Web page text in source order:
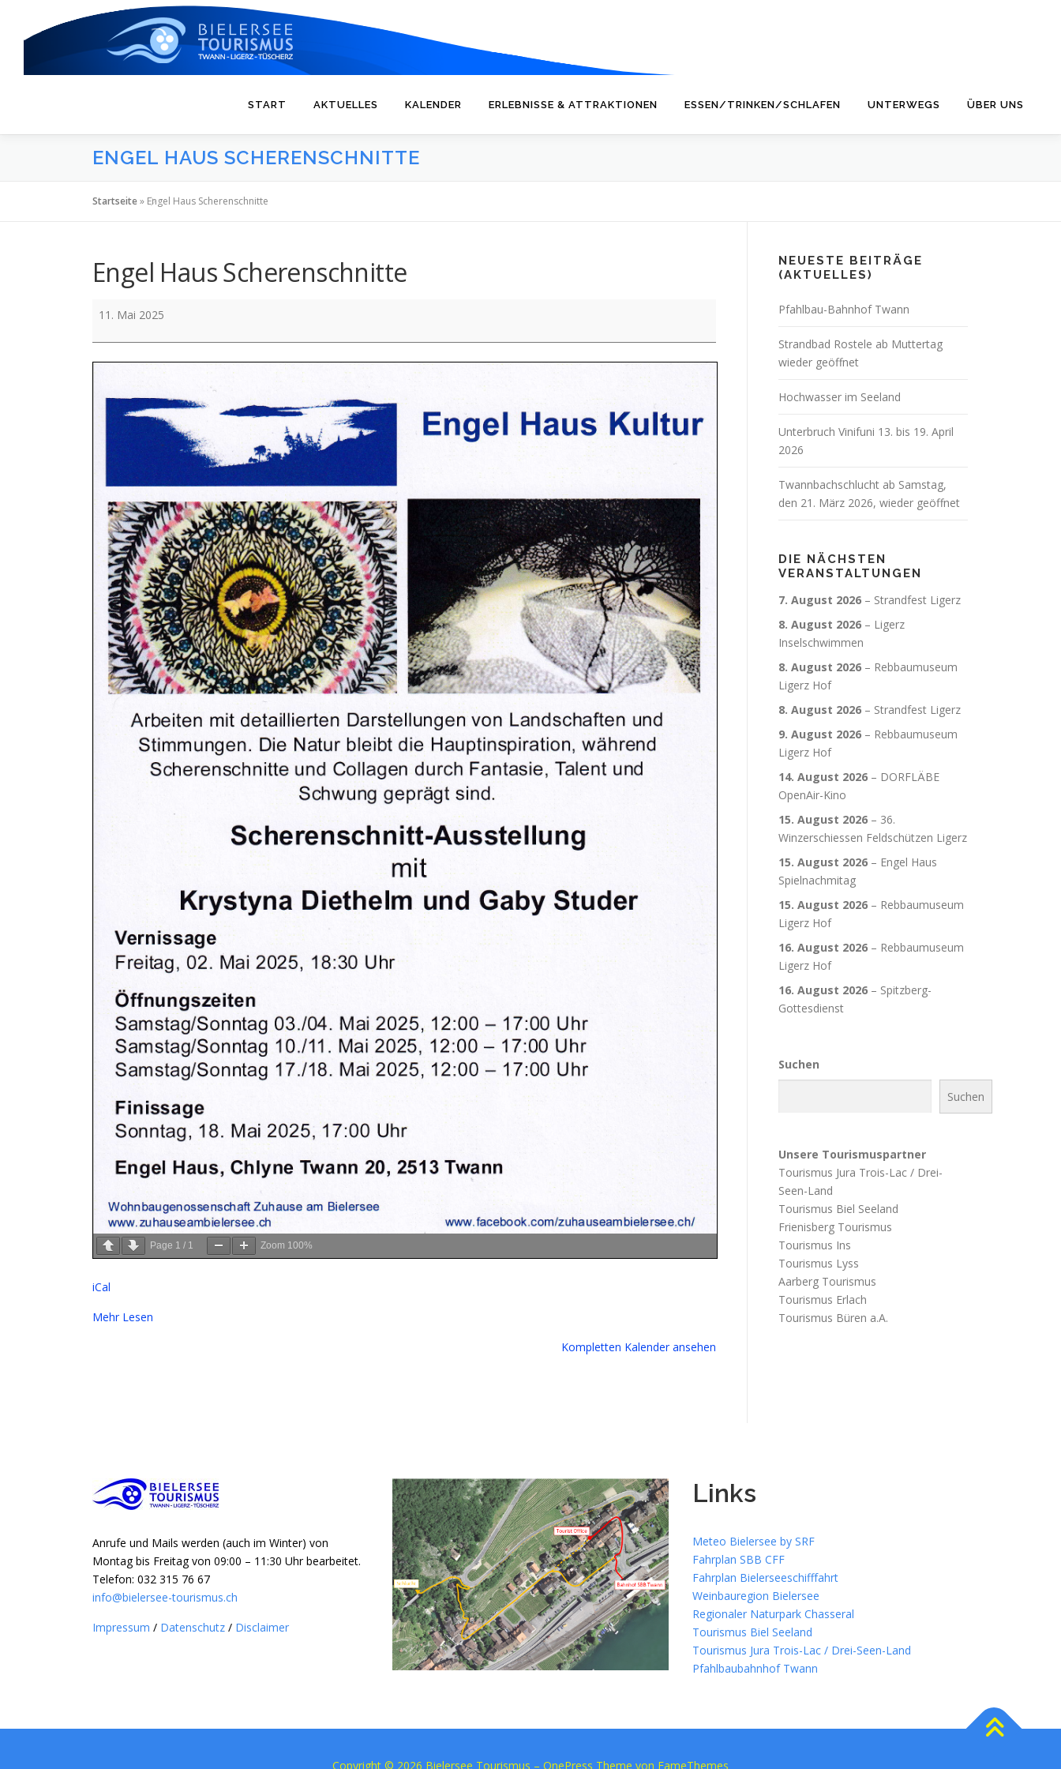
springen
START AKTUELLES KALENDER ERLEBNISSE & ATTRAKTIONEN ESSEN/TRINKEN/SCHLAFEN UNTERWEGS ÜBER UNS
ENGEL HAUS SCHERENSCHNITTE
Startseite» Engel Haus Scherenschnitte
Engel Haus Scherenschnitte
Engel
Scherenschnitte
11. Mai 2025
Page 1 / 1 Zoom 100%
iCal
Mehr Lesen
Kompletten Kalender ansehen
NEUESTE BEITRÄGE
(AKTUELLES)
Pfahlbau-Bahnhof Twann
Strandbad Rostele ab Muttertag
wieder geöffnet
Hochwasser im Seeland
Unterbruch Vinifuni 13. bis 19. April
2026
Twannbachschlucht ab Samstag,
den 21. März 2026, wieder geöffnet
DIE NÄCHSTEN
VERANSTALTUNGEN
7. August 2026 – Strandfest Ligerz
8. August 2026 – Ligerz
Inselschwimmen
8. August 2026 – Rebbaumuseum
Ligerz Hof
8. August 2026 – Strandfest Ligerz
9. August 2026 – Rebbaumuseum
Ligerz Hof
14. August 2026 – DORFLÄBE
OpenAir-Kino
15. August 2026 – 36.
Winzerschiessen Feldschützen Ligerz
15. August 2026 – Engel Haus
Spielnachmitag
15. August 2026 – Rebbaumuseum
Ligerz Hof
16. August 2026 – Rebbaumuseum
Ligerz Hof
16. August 2026 – Spitzberg-
Gottesdienst
Suchen
Suchen
Unsere Tourismuspartner
Tourismus Jura Trois-Lac / Drei-
Seen-Land
Tourismus Biel Seeland
Frienisberg Tourismus
Tourismus Ins
Tourismus Lyss
Aarberg Tourismus
Tourismus Erlach
Tourismus Büren a.A.
Anrufe und Mails werden (auch im Winter) von
Montag bis Freitag von 09:00 – 11:30 Uhr bearbeitet.
Telefon: 032 315 76 67
info@bielersee-tourismus.ch
Impressum / Datenschutz / Disclaimer
Links
Meteo Bielersee by SRF
Fahrplan SBB CFF
Fahrplan Bielerseeschifffahrt
Weinbauregion Bielersee
Regionaler Naturpark Chasseral
Tourismus Biel Seeland
Tourismus Jura Trois-Lac / Drei-Seen-Land
Pfahlbaubahnhof Twann
Copyright © 2026 Bielersee Tourismus – OnePress Theme von FameThemes